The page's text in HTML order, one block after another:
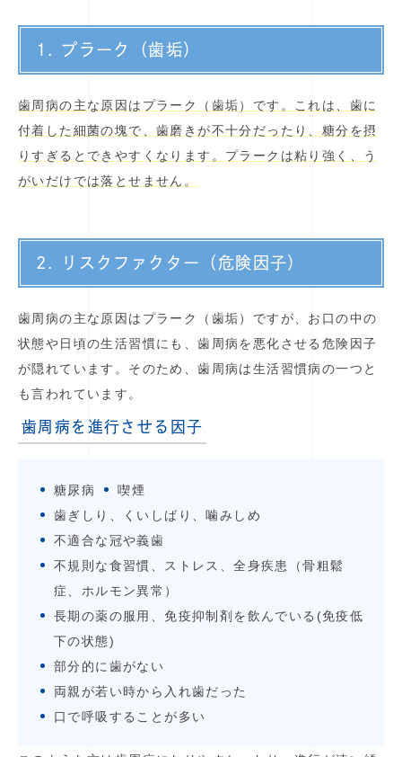
1. プラーク（歯垢）
歯周病の主な原因はプラーク（歯垢）です。これは、歯に
付着した細菌の塊で、歯磨きが不十分だったり、糖分を摂
りすぎるとできやすくなります。プラークは粘り強く、う
がいだけでは落とせません。
2. リスクファクター（危険因子）
歯周病の主な原因はプラーク（歯垢）ですが、お口の中の
状態や日頃の生活習慣にも、歯周病を悪化させる危険因子
が隠れています。そのため、歯周病は生活習慣病の一つと
も言われています。
歯周病を進行させる因子
糖尿病
喫煙
歯ぎしり、くいしばり、噛みしめ
不適合な冠や義歯
不規則な食習慣、ストレス、全身疾患（骨粗鬆
症、ホルモン異常）
長期の薬の服用、免疫抑制剤を飲んでいる(免疫低
下の状態)
部分的に歯がない
両親が若い時から入れ歯だった
口で呼吸することが多い